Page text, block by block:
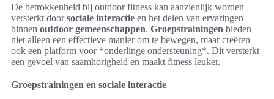
De betrokkenheid bij outdoor fitness kan aanzienlijk worden
versterkt doorsociale interactie en het delen van ervaringen
binnen outdoor gemeenschappen. Groepstrainingen bieden
niet alleen een effectieve manier om te bewegen, maar creëren
ook een platform voor *onderlinge ondersteuning*. Dit versterkt
een gevoel van saamhorigheid en maakt fitness leuker.
Groepstrainingen en sociale interactie